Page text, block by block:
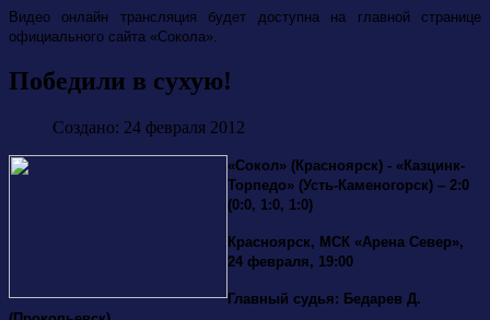
Видео онлайн трансляция будет доступна на главной странице
официального сайта «Сокола».
Победили в сухую!
Создано: 24 февраля 2012
«Сокол» (Красноярск) - «Казцинк-
Торпедо» (Усть-Каменогорск) – 2:0
(0:0, 1:0, 1:0)
Красноярск, МСК «Арена Север»,
24 февраля, 19:00
Главный судья: Бедарев Д.